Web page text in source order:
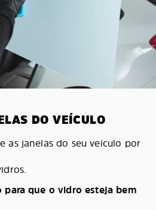
DO VEÍCULO
as janelas do seu veículo por
que o vidro esteja bem